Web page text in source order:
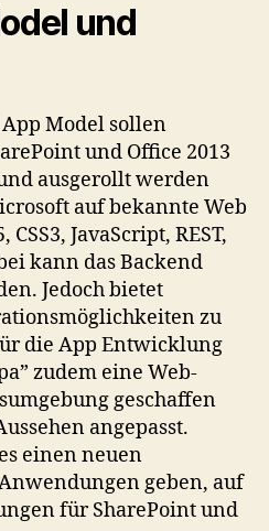
und
Model sollen
und Office 2013
ausgerollt werden
auf bekannte Web
JavaScript, REST,
kann das Backend
Jedoch bietet
zu
die App Entwicklung
zudem eine Web-
geschaffen
angepasst.
einen neuen
geben, auf
für SharePoint und